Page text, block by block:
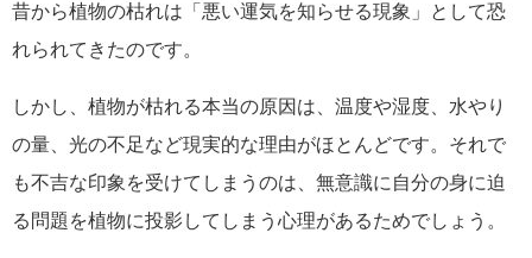
昔から植物の枯れは「悪い運気を知らせる現象」として恐
れられてきたのです。
しかし、植物が枯れる本当の原因は、温度や湿度、水やり
の量、光の不足など現実的な理由がほとんどです。それで
も不吉な印象を受けてしまうのは、無意識に自分の身に迫
る問題を植物に投影してしまう心理があるためでしょう。